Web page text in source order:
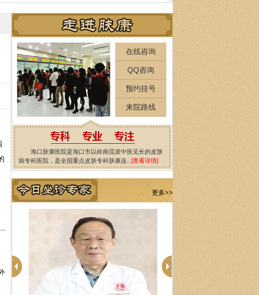
在线咨询
QQ咨询
预约挂号
来院路线
海口肤康医院是海口市以岭南流派中医见长的皮肤
病专科医院，是全国重点皮肤专科肤康连...[查看详情]
更多>>